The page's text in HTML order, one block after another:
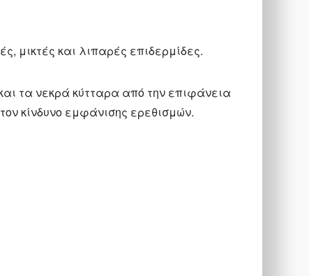
μικτές και λιπαρές επιδερμίδες.
τα νεκρά κύτταρα από την επιφάνεια
κίνδυνο εμφάνισης ερεθισμών.